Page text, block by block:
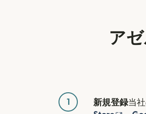
ア
1 新規登録当